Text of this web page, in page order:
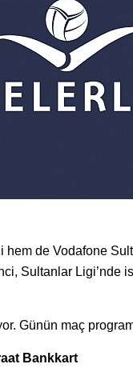
de Vodafone
Sultanlar Ligi’nde
Günün maç
Bankkart